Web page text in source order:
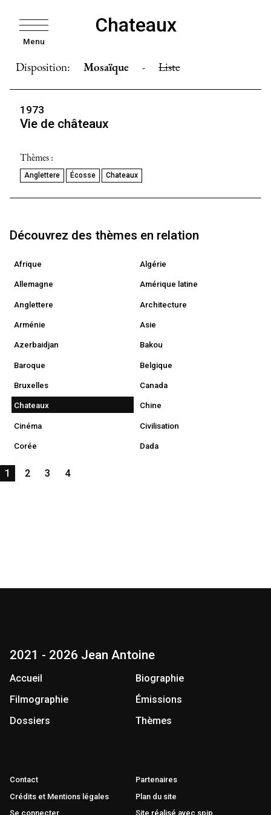
Menu
Chateaux
Disposition: Mosaïque - Liste
1973
Vie de châteaux
Thèmes :
Anglettere Écosse Chateaux
Découvrez des thèmes en relation
Afrique Algérie
Allemagne Amérique latine
Anglettere Architecture
Arménie Asie
Azerbaidjan Bakou
Baroque Belgique
Bruxelles Canada
Chateaux Chine
Cinéma Civilisation
Corée Dada
1 2 3 4
2021 - 2026 Jean Antoine
Accueil
Biographie
Filmographie
Émissions
Dossiers
Thèmes
Contact
Partenaires
Crédits et Mentions légales
Plan du site
Se connecter
Site réalisé avec spip